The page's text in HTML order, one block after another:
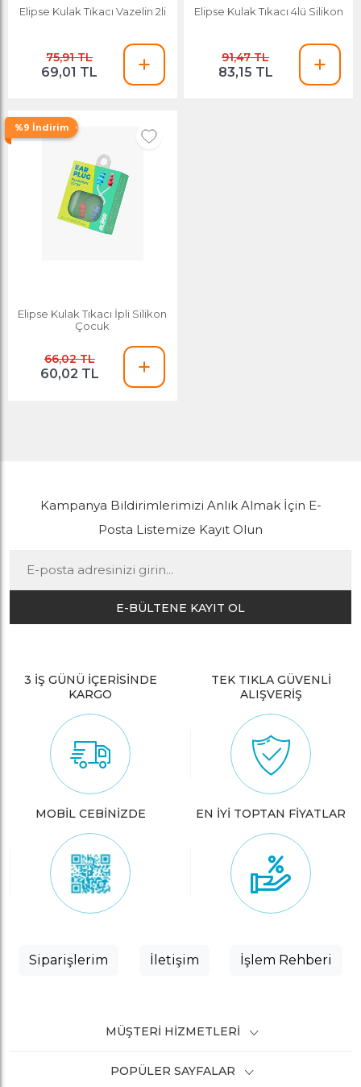
Elipse Kulak Tıkacı Vazelin 2li
75,91 TL
69,01 TL
Elipse Kulak Tıkacı 4lü Silikon
91,47 TL
83,15 TL
%9 İndirim
Elipse Kulak Tıkacı İpli Silikon
Çocuk
66,02 TL
60,02 TL
Kampanya Bildirimlerimizi Anlık Almak İçin E-
Posta Listemize Kayıt Olun
E-BÜLTENE KAYIT OL
3 İŞ GÜNÜ İÇERİSİNDE
KARGO
TEK TIKLA GÜVENLİ
ALIŞVERİŞ
MOBİL CEBİNİZDE EN İYİ TOPTAN FİYATLAR
Siparişlerim İletişim İşlem Rehberi
MÜŞTERI HIZMETLERI
POPÜLER SAYFALAR